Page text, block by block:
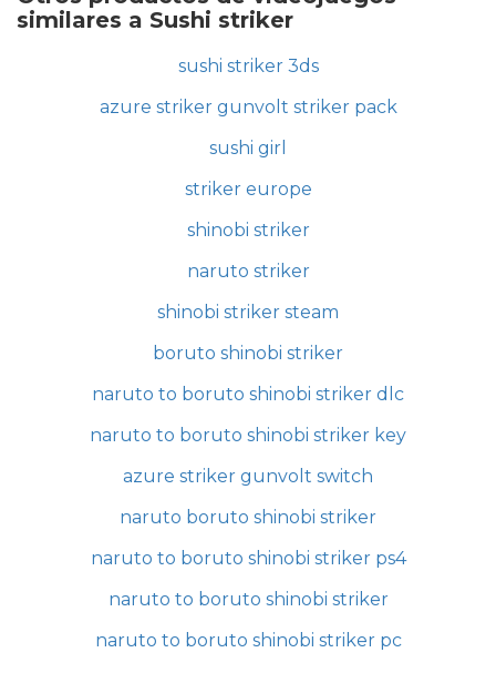
similares a Sushi striker
sushi striker 3ds
azure striker gunvolt striker pack
sushi girl
striker europe
shinobi striker
naruto striker
shinobi striker steam
boruto shinobi striker
naruto to boruto shinobi striker dlc
naruto to boruto shinobi striker key
azure striker gunvolt switch
naruto boruto shinobi striker
naruto to boruto shinobi striker ps4
naruto to boruto shinobi striker
naruto to boruto shinobi striker pc